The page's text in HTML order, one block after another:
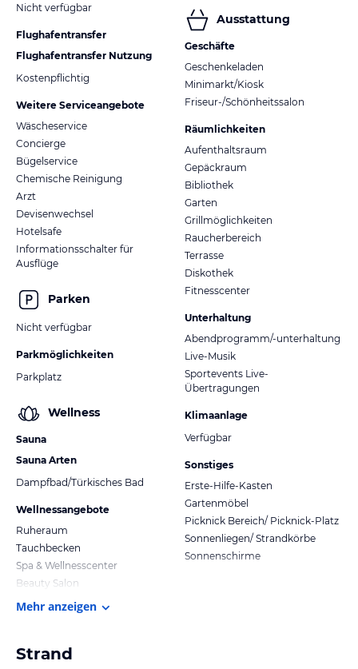
Nicht verfügbar
Flughafentransfer
Flughafentransfer Nutzung
Kostenpflichtig
Weitere Serviceangebote
Wäscheservice
Concierge
Bügelservice
Chemische Reinigung
Arzt
Devisenwechsel
Hotelsafe
Informationsschalter für
Ausflüge
Parken
Nicht verfügbar
Parkmöglichkeiten
Parkplatz
Wellness
Sauna
Sauna Arten
Dampfbad/Türkisches Bad
Wellnessangebote
Ruheraum
Tauchbecken
Spa & Wellnesscenter
Beauty Salon
Ausstattung
Geschäfte
Geschenkeladen
Minimarkt/Kiosk
Friseur-/Schönheitssalon
Räumlichkeiten
Aufenthaltsraum
Gepäckraum
Bibliothek
Garten
Grillmöglichkeiten
Raucherbereich
Terrasse
Diskothek
Fitnesscenter
Unterhaltung
Abendprogramm/-unterhaltung
Live-Musik
Sportevents Live-
Übertragungen
Klimaanlage
Verfügbar
Sonstiges
Erste-Hilfe-Kasten
Gartenmöbel
Picknick Bereich/ Picknick-Platz
Sonnenliegen/ Strandkörbe
Sonnenschirme
Mehr anzeigen
Strand